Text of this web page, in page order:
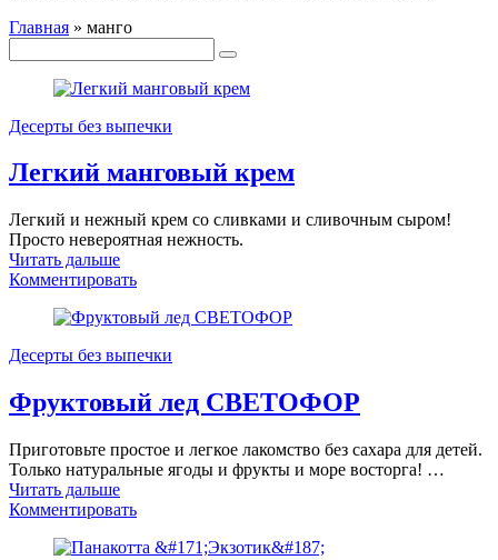
Главная » манго
Десерты без выпечки
Легкий манговый крем
Легкий и нежный крем со сливками и сливочным сыром!
Просто невероятная нежность.
Читать дальше
Комментировать
Десерты без выпечки
Фруктовый лед СВЕТОФОР
Приготовьте простое и легкое лакомство без сахара для детей.
Только натуральные ягоды и фрукты и море восторга! …
Читать дальше
Комментировать